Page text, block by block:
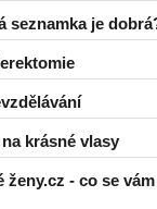
seznamka je
krásné vlasy
ženy.cz - co se